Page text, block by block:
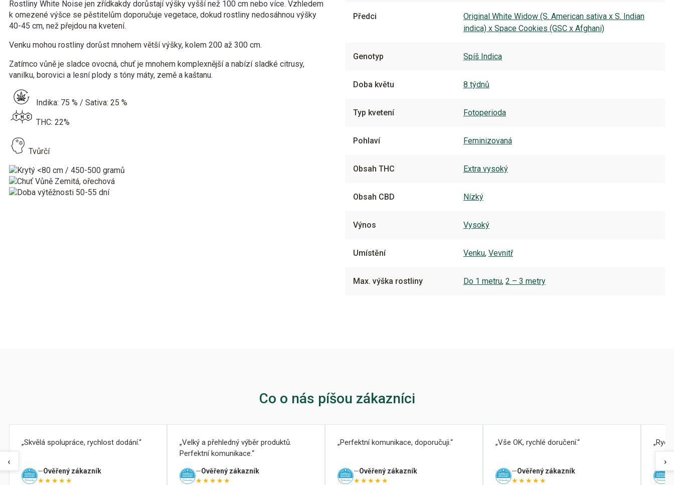
Rostliny White Noise jen zřídkakdy dorůstají výšky vyšší než 100 cm nebo více. Vzhledem
k omezené výšce se pěstitelům doporučuje vegetace, dokud rostliny nedosáhnou výšky
40-45 cm, než přejdou na kvetení.
Venku mohou rostliny dorůst mnohem větší výšky, kolem 200 až 300 cm.
Zatímco vůně je sladce ovocná, chuť je mnohem komplexnější a nabízí sladké citrusy,
vanilku, borovici a lesní plody s tóny máty, země a kaštanu.
Indika: 75 % / Sativa: 25 %
THC: 22%
Tvůrčí
<80 cm / 450-500 gramů
Zemitá, ořechová
50-55 dní
Předci
Original White Widow (S. American sativa x S. Indian
indica) x Space Cookies (GSC x Afghani)
Genotyp Spíš Indica
Doba květu 8 týdnů
Typ kvetení Fotoperioda
Pohlaví Feminizovaná
Obsah THC Extra vysoký
Obsah CBD Nízký
Výnos Vysoký
Umístění Venku, Vevnitř
Max. výška rostliny Do 1 metru, 2 – 3 metry
Co o nás píšou zákazníci
‹
Skvělá spolupráce, rychlost dodání.
Ověřený zákazník
★★★★★
Velký a přehledný výběr produktů.
Perfektní komunikace.
Ověřený zákazník
★★★★★
Perfektní komunikace, doporučuji.
Ověřený zákazník
★★★★★
Vše OK, rychlé doručení.
Ověřený zákazník
★★★★★
›